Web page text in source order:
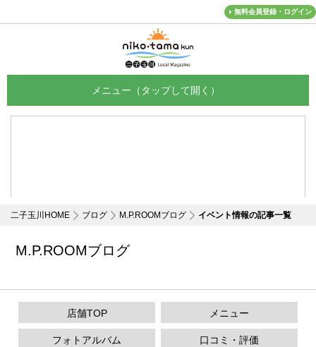
無料会員登録・ログイン
二子玉川HOME ブログ M.P.ROOMブログ イベント情報の記事一覧
M.P.ROOMブログ
店舗TOP メニュー
フォトアルバム 口コミ・評価
メニュー